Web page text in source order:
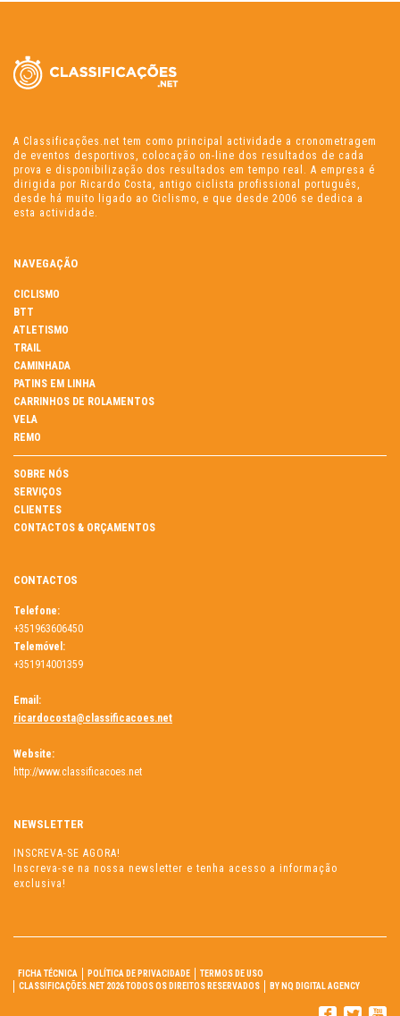
A Classificações.net tem como principal actividade a cronometragem
de eventos desportivos, colocação on-line dos resultados de cada
prova e disponibilização dos resultados em tempo real. A empresa é
dirigida por Ricardo Costa, antigo ciclista profissional português,
desde há muito ligado ao Ciclismo, e que desde 2006 se dedica a
esta actividade.
NAVEGAÇÃO
CICLISMO
BTT
ATLETISMO
TRAIL
CAMINHADA
PATINS EM LINHA
CARRINHOS DE ROLAMENTOS
VELA
REMO
SOBRE NÓS
SERVIÇOS
CLIENTES
CONTACTOS & ORÇAMENTOS
CONTACTOS
Telefone:
+351963606450
Telemóvel:
+351914001359
Email:
ricardocosta@classificacoes.net
Website:
http://www.classificacoes.net
NEWSLETTER
INSCREVA-SE AGORA!
Inscreva-se na nossa newsletter e tenha acesso a informação
exclusiva!
FICHA TÉCNICA POLÍTICA DE PRIVACIDADE
TERMOS DE USO
CLASSIFICAÇÕES.NET 2026 TODOS OS DIREITOS RESERVADOS
BY NQ DIGITAL AGENCY